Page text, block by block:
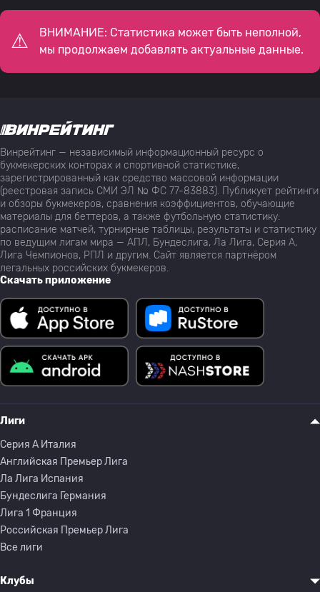
ВНИМАНИЕ: Статистика может быть неполной,
мы продолжаем добавлять актуальные данные.
Винрейтинг — независимый информационный ресурс о
букмекерских конторах и спортивной статистике,
зарегистрированный как средство массовой информации
(реестровая запись СМИ ЭЛ № ФС 77-83883). Публикует рейтинги
и обзоры букмекеров, сравнения коэффициентов, обучающие
материалы для беттеров, а также футбольную статистику:
расписание матчей, турнирные таблицы, результаты и статистику
по ведущим лигам мира — АПЛ, Бундеслига, Ла Лига, Серия А,
Лига Чемпионов, РПЛ и другим. Сайт является партнёром
легальных российских букмекеров.
Скачать приложение
Лиги
Серия A Италия
Английская Премьер Лига
Ла Лига Испания
Бундеслига Германия
Лига 1 Франция
Российская Премьер Лига
Все лиги
Клубы